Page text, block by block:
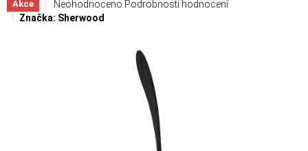
Akce Průměrné hodnocení produktu je 0,0 z 5 hvězdiček.
Neohodnoceno Podrobnosti hodnocení
Značka: Sherwood